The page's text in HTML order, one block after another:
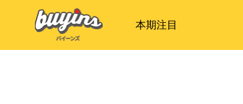
本期注目